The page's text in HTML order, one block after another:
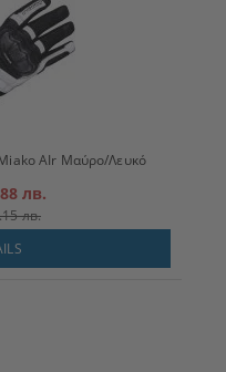
AIr Μαύρο/Λευκό
лв.
лв.